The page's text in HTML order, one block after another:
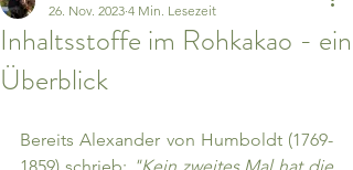
Inhaltsstoffe im Rohkakao - ein
Überblick
26. Nov. 2023 4 Min. Lesezeit
Bereits Alexander von Humboldt (1769-
1859) schrieb: "Kein zweites Mal hat die